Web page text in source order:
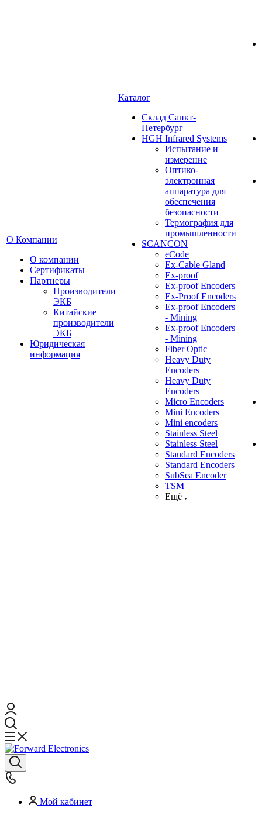
О Компании
О компании
Сертификаты
Партнеры
Производители
ЭКБ
Китайские
производители
ЭКБ
Юридическая
информация
Каталог
Cклад Санкт-
Петербург
HGH Infrared Systems
Испытание и
измерение
Оптико-
электронная
аппаратура для
обеспечения
безопасности
Термография для
промышленности
SCANCON
eCode
Ex-Cable Gland
Ex-proof
Ex-proof Encoders
Ex-Proof Encoders
Ex-proof Encoders
- Mining
Ex-proof Encoders
- Mining
Fiber Optic
Heavy Duty
Encoders
Heavy Duty
Encoders
Micro Encoders
Mini Encoders
Mini encoders
Stainless Steel
Stainless Steel
Standard Encoders
Standard Encoders
SubSea Encoder
TSM
Ещё
Мой кабинет